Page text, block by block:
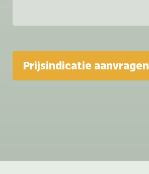
Prijsindicatie aanvragen